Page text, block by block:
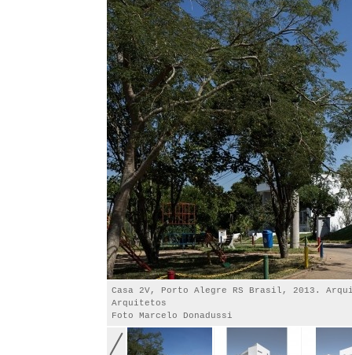
Casa 2V, Porto Alegre RS Brasil, 2013.
Arquitetos
Foto Marcelo Donadussi